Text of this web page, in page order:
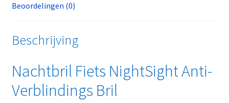
Beoordelingen (0)
Beschrijving
Nachtbril Fiets NightSight Anti-
Verblindings Bril